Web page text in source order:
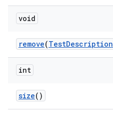
void
remove(TestDescription
int
size()